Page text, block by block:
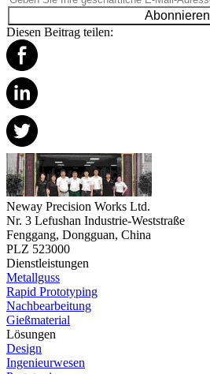
Abonnieren
Diesen Beitrag teilen:
Neway Precision Works Ltd.
Nr. 3 Lefushan Industrie-Weststraße
Fenggang, Dongguan, China
PLZ 523000
Dienstleistungen
Metallguss
Rapid Prototyping
Nachbearbeitung
Gießmaterial
Lösungen
Design
Ingenieurwesen